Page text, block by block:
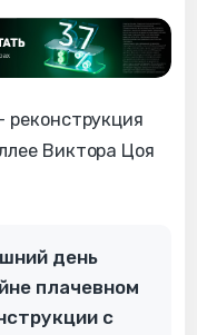
реконструкция
Виктора Цоя
день
плачевном
с